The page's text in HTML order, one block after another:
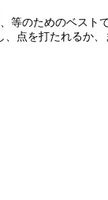
等のためのベスト
点を打たれるか、